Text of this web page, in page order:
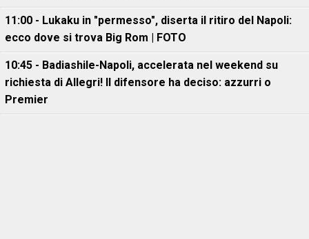
11:00 - Lukaku in "permesso", diserta il ritiro del Napoli:
ecco dove si trova Big Rom | FOTO
10:45 - Badiashile-Napoli, accelerata nel weekend su
richiesta di Allegri! Il difensore ha deciso: azzurri o
Premier